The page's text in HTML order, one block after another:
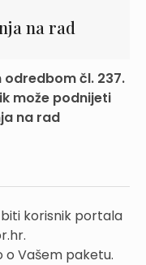
na rad
čl. 237.
može podnijeti
na rad
korisnik portala
o Vašem paketu.